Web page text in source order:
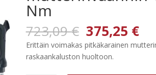
Nm
723,09€
hinta
oli:
723,09 €.
375,25 €
Erittäin voimakas pitkäkarainen
raskaankaluston huoltoon.